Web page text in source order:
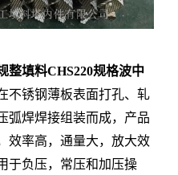
整填料CHS220规格波中
不锈钢薄板表面打孔、轧
弧焊焊接组装而成，产品
效率高，通量大，放大效
于负压，常压和加压操